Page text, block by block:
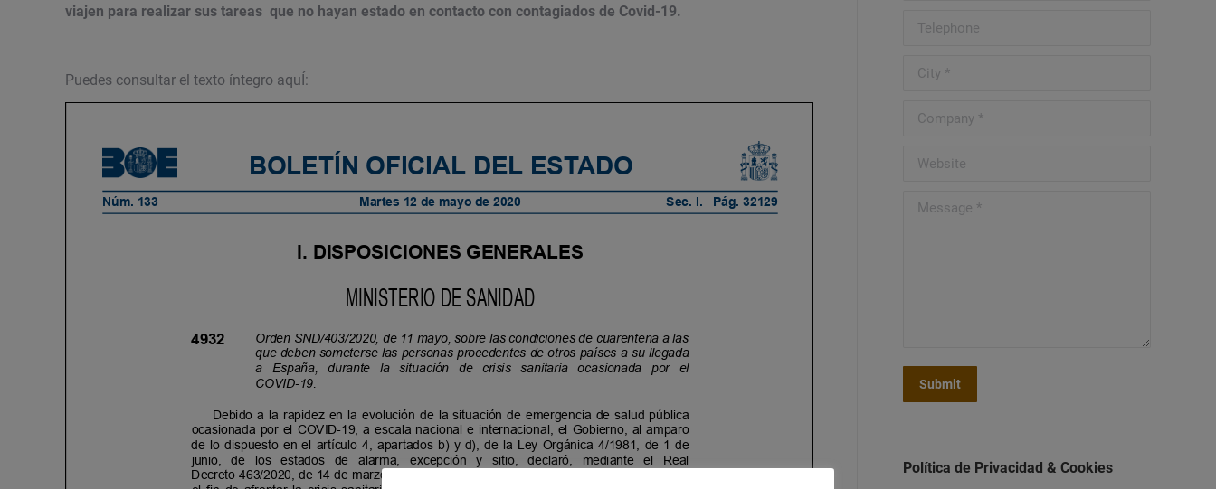
viajen para realizar sus tareas que no hayan estado en contacto con contagiados de Covid-19.
Puedes consultar el texto íntegro aquÍ:
Telephone
City *
Company *
Website
Message *
Submit
Política de Privacidad & Cookies